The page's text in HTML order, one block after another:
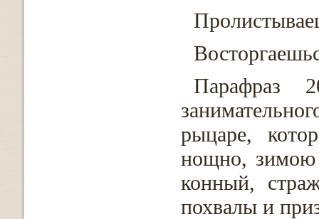
Парафраз
рыцаре,
нощно,
конный,
похвалы и